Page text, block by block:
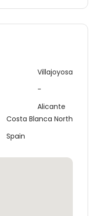
Villajoyosa
-
Alicante
Costa Blanca North
Spain